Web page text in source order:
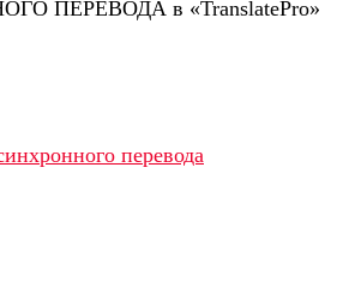
ПЕРЕВОДА в «TranslatePro»
перевода